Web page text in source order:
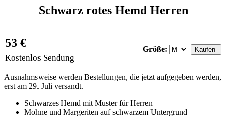
Schwarz rotes Hemd Herren
53 €
Kostenlos Sendung
Größe:
Ausnahmsweise werden Bestellungen, die jetzt aufgegeben werden,
erst am 29. Juli versandt.
Schwarzes Hemd mit Muster für Herren
Mohne und Margeriten auf schwarzem Untergrund